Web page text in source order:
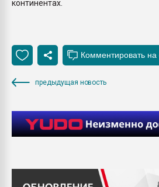
континентах.
предыдущая новость